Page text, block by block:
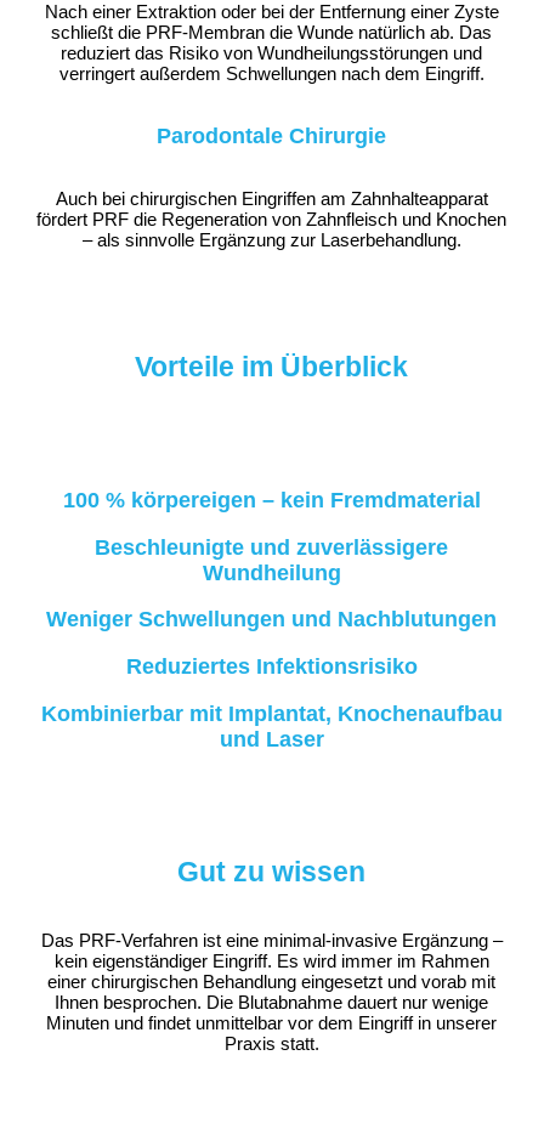
Nach einer Extraktion oder bei der Entfernung einer Zyste
schließt die PRF-Membran die Wunde natürlich ab. Das
reduziert das Risiko von Wundheilungsstörungen und
verringert außerdem Schwellungen nach dem Eingriff.
Parodontale Chirurgie
Auch bei chirurgischen Eingriffen am Zahnhalteapparat
fördert PRF die Regeneration von Zahnfleisch und Knochen
– als sinnvolle Ergänzung zur Laserbehandlung.
Vorteile im Überblick
100 % körpereigen – kein Fremdmaterial
Beschleunigte und zuverlässigere
Wundheilung
Weniger Schwellungen und Nachblutungen
Reduziertes Infektionsrisiko
Kombinierbar mit Implantat, Knochenaufbau
und Laser
Gut zu wissen
Das PRF-Verfahren ist eine minimal-invasive Ergänzung –
kein eigenständiger Eingriff. Es wird immer im Rahmen
einer chirurgischen Behandlung eingesetzt und vorab mit
Ihnen besprochen. Die Blutabnahme dauert nur wenige
Minuten und findet unmittelbar vor dem Eingriff in unserer
Praxis statt.